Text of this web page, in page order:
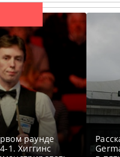
раунде
1. Хиггинс